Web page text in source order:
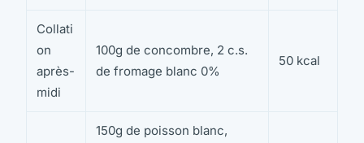
Collati
on
après-
midi
100g de concombre, 2 c.s.
de fromage blanc 0%
50 kcal
150g de poisson blanc,